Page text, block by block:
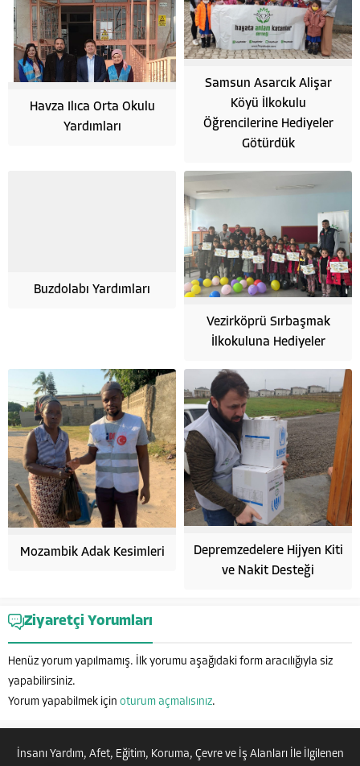
Havza Ilıca Orta Okulu
Yardımları
Samsun Asarcık Alişar
Köyü İlkokulu
Öğrencilerine Hediyeler
Götürdük
Buzdolabı Yardımları
Vezirköprü Sırbaşmak
İlkokuluna Hediyeler
Mozambik Adak Kesimleri
Depremzedelere Hijyen Kiti
ve Nakit Desteği
Ziyaretçi Yorumları
Henüz yorum yapılmamış. İlk yorumu aşağıdaki form aracılığıyla siz
yapabilirsiniz.
Yorum yapabilmek için oturum açmalısınız.
İnsanı Yardım, Afet, Eğitim, Koruma, Çevre ve İş Alanları İle İlgilenen